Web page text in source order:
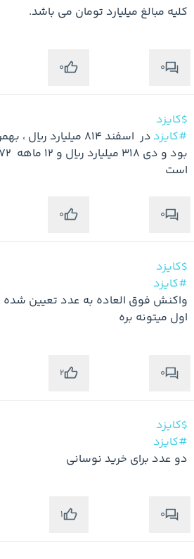
کلیه مبالغ میلیارد تومان می باشد.
0
0
$کایزد
#کایزد
است
0
0
$کایزد
#کایزد
اول میتونه بره
0
2
$کایزد
#کایزد
دو عدد برای خرید نوسانی
0
1